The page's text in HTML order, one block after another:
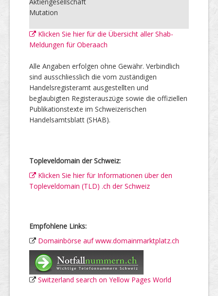
Mutation
Klicken Sie hier für die Übersicht aller Shab-
Meldungen für Oberaach
Alle Angaben erfolgen ohne Gewähr. Verbindlich
sind ausschliesslich die vom zuständigen
Handelsregisteramt ausgestellten und
beglaubigten Registerauszüge sowie die offiziellen
Publikationstexte im Schweizerischen
Handelsamtsblatt (SHAB).
Topleveldomain der Schweiz:
Klicken Sie hier für Informationen über den
Topleveldomain (TLD) .ch der Schweiz
Empfohlene Links:
Domainbörse auf www.domainmarktplatz.ch
Switzerland search on Yellow Pages World